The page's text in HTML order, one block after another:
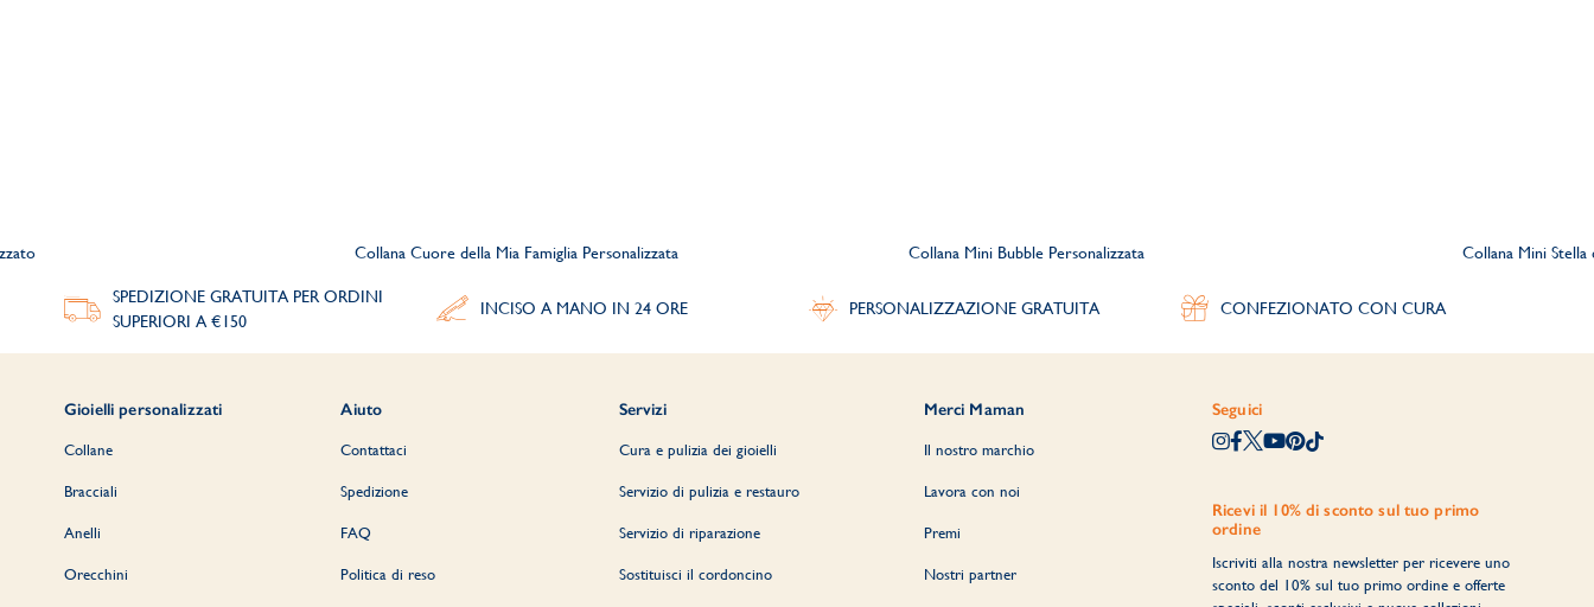
Collana Cuore della Mia Famiglia Personalizzata Collana Mini Bubble Personalizzata Collana Mini Stella
SPEDIZIONE GRATUITA PER ORDINI
SUPERIORI A €150
INCISO A MANO IN 24 ORE PERSONALIZZAZIONE GRATUITA CONFEZIONATO CON CURA
Gioielli personalizzati
Collane
Bracciali
Anelli
Orecchini
Aiuto
Contattaci
Spedizione
FAQ
Politica di reso
Servizi
Cura e pulizia dei gioielli
Servizio di pulizia e restauro
Servizio di riparazione
Sostituisci il cordoncino
Merci Maman
Il nostro marchio
Lavora con noi
Premi
Nostri partner
Seguici
Ricevi il 10% di sconto sul tuo primo
ordine
Iscriviti alla nostra newsletter per ricevere uno
sconto del 10% sul tuo primo ordine e offerte